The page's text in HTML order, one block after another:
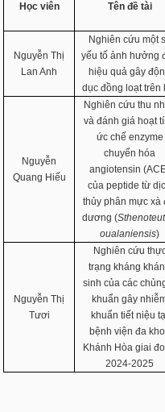
Học viên Tên đề tài
Nguyễn Thị
Lan Anh
Nghiên cứu một
yếu tố ảnh hưởng
hiệu quả gây
dục đồng loạt trên
Nguyễn
Quang Hiếu
Nghiên cứu thu
và đánh giá hoạt
ức chế enzyme
chuyển hóa
angiotensin
của peptide từ
thủy phân mực xà
dương (
oualaniensis)
Nguyễn Thị
Tươi
Nghiên cứu
trạng kháng
sinh của các
khuẩn gây
khuẩn tiết niệu
bệnh viện đa
Khánh Hòa giai
2024-2025